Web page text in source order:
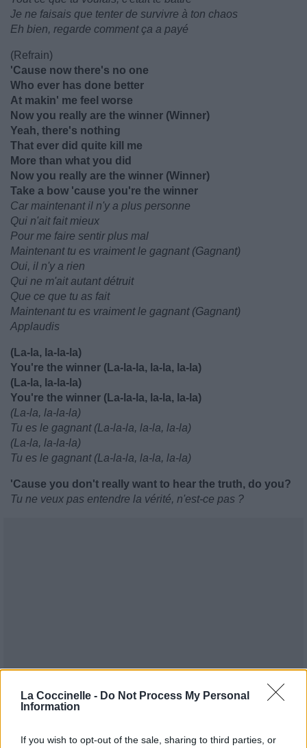
La Coccinelle - Do Not Process My Personal
Information
If you wish to opt-out of the sale, sharing to third parties, or
Je ne faisais que tenter de survivre à ton chaos
Eh bien, regarde comment ça a payé
(Refrain)
'Cause now there's no one
Who ever has done better
At makin' me feel worse
Now you really are the winner (Winner)
Yeah, there's nothing
That ever did quite kill me
More than what you did
Now you really are the winner (Winner)
Take a bow 'cause you're the winner
Car maintenant il n'y a plus personne
Qui n'ait fait mieux
Pour me faire sentir plus mal
Maintenant tu es vraiment le gagnant (Gagnant)
Oui, il n'y a rien
Qui ne m'ait autant détruit
Que ce que tu as fait
Maintenant tu es vraiment le gagnant (Gagnant)
Applaudis
(La-la, la-la-la)
You're the winner (La-la-la, la-la, la-la)
(La-la, la-la-la)
You're the winner (La-la-la, la-la, la-la)
(La-la, la-la-la)
Tu es le gagnant (La-la-la, la-la, la-la)
(La-la, la-la-la)
Tu es le gagnant (La-la-la, la-la, la-la)
'Cause you don't really want to hear the truth, do you?
Tu ne veux pas entendre la vérité, n'est-ce pas ?